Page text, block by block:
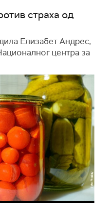
страха од
Елизабет Андрес,
центра за